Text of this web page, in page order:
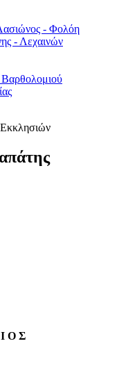
- Φολόη
- Λεχαινών
Βαρθολομιού
Ι Ο Σ